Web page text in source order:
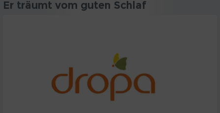
Er träumt vom guten Schlaf